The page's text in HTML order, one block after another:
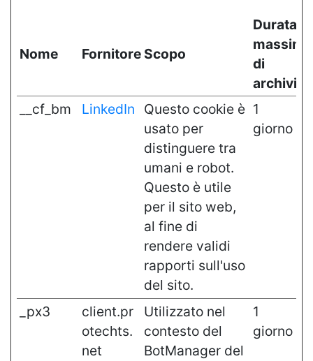
Nome Fornitore Scopo
Durata
massima
di
__cf_bm
LinkedIn
Questo cookie è
usato per
distinguere tra
umani e robot.
Questo è utile
per il sito web,
al fine di
rendere validi
rapporti sull'uso
del sito.
1
giorno
_px3
client.pr
otechts.
net
Utilizzato nel
contesto del
BotManager del
1
giorno